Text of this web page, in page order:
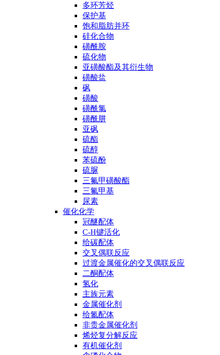
多环芳烃
保护基
饱和脂肪并环
硅化合物
磺酰胺
硫化物
亚磺酸酯及其衍生物
磺酸盐
砜
磺酸
磺酰氯
磺酰肼
亚砜
硫酯
硫醇
苯硫酚
硫脲
三氟甲磺酸酯
三氟甲基
尿素
催化化学
冠醚配体
C-H键活化
给碳配体
交叉偶联反应
过渡金属催化的交叉偶联反应
二酮配体
氢化
主族元素
金属催化剂
给氮配体
非贵金属催化剂
烯烃复分解反应
有机催化剂